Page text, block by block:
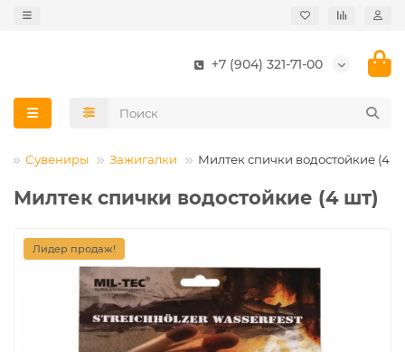
+7 (904) 321-71-00
Сувениры Зажигалки Милтек спички водостойкие (4
Милтек спички водостойкие (4 шт)
Лидер продаж!